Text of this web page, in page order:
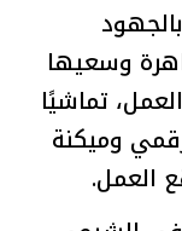
وسعيها
تماشيًا
وميكنة
العمل.